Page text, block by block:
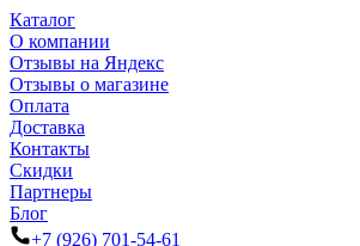
Каталог
О компании
Отзывы на Яндекс
Отзывы о магазине
Оплата
Доставка
Контакты
Скидки
Партнеры
Блог
+7 (926) 701-54-61